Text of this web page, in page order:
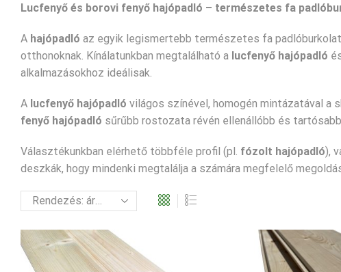
Lucfenyő és borovi fenyő hajópadló – természetes fa
A hajópadló az egyik legismertebb természetes fa
otthonoknak. Kínálatunkban megtalálható a lucfenyő hajópadló
alkalmazásokhoz ideálisak.
A lucfenyő hajópadló világos színével, homogén mintázatával a
fenyő hajópadló sűrűbb rostozata révén ellenállóbb és
Választékunkban elérhető többféle profil (pl. fózolt hajópadló),
deszkák, hogy mindenki megtalálja a számára megfelelő